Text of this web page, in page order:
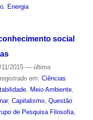
, Energia
social
2015 — última
em: Ciências
, Meio Ambiente,
, Capitalismo, Questão
de Pesquisa Filosofia,